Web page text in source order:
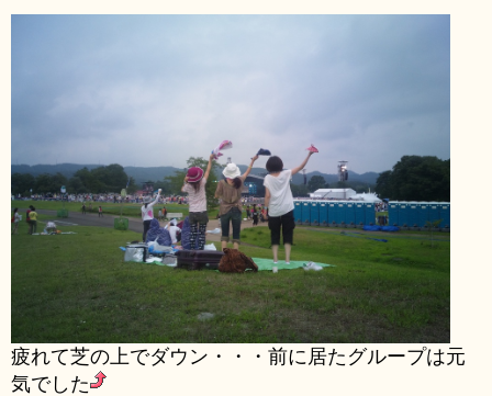
疲れて芝の上でダウン・・・前に居たグループは元
気でした